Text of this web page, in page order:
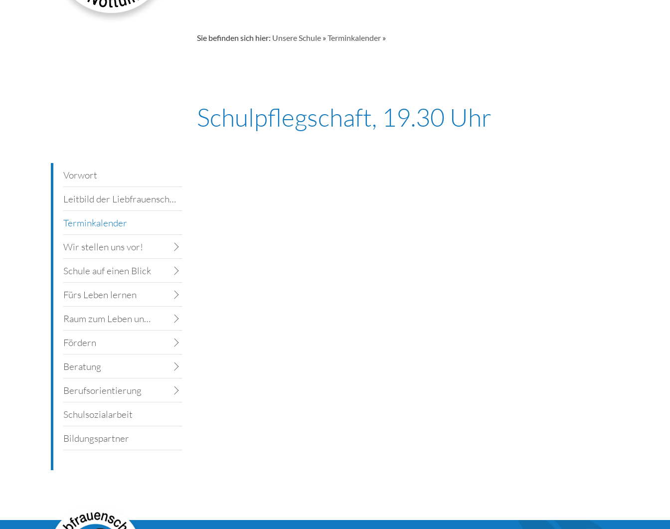
Sie befinden sich hier: Unsere Schule»Terminkalender»
Vorwort
Leitbild der Liebfrauenschule
Terminkalender
Wir stellen uns vor!
Schule auf einen Blick
Fürs Leben lernen
Raum zum Leben und Lernen
Fördern
Beratung
Berufsorientierung
Schulsozialarbeit
Bildungspartner
Schulpflegschaft, 19.30 Uhr